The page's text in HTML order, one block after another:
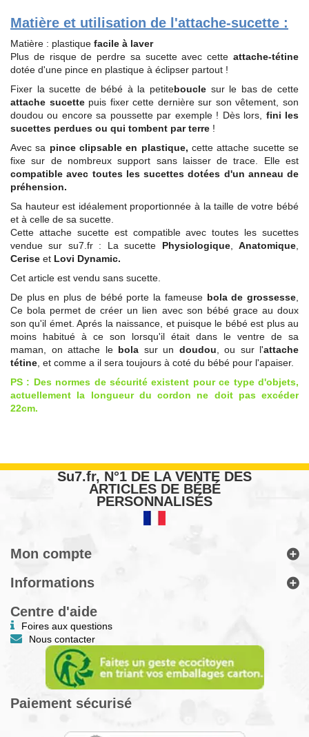
Matière et utilisation de l'attache-sucette :
Matière : plastique facile à laver
Plus de risque de perdre sa sucette avec cette attache-tétine
dotée d'une pince en plastique à éclipser partout !
Fixer la sucette de bébé à la petiteboucle sur le bas de cette
attache sucettepuis fixer cette dernière sur son vêtement, son
doudou ou encore sa poussette par exemple ! Dès lors,
fini les
sucettes perdues ou qui tombent par terre !
Avec sa pince clipsable en plastique, cette attache sucette se
fixe sur de nombreux support sans laisser de trace. Elle est
compatible avec toutes les sucettes dotées d'un anneau de
préhension.
Sa hauteur est idéalement proportionnée à la taille de votre bébé
et à celle de sa sucette.
Cette attache sucette est compatible avec toutes les sucettes
vendue sur su7.fr : La sucette Physiologique,Anatomique
Cerise et Lovi Dynamic.
Cet article est vendu sans sucette.
De plus en plus de bébé porte la fameuse bola de grossesse
Ce bola permet de créer un lien avec son bébé grace au doux
son qu'il émet. Aprés la naissance, et puisque le bébé est plus au
moins habitué à ce son lorsqu'il était dans le ventre de sa
maman, on attache le bola sur un doudou , ou sur l'attache
tétine , et comme a il sera toujours à coté du bébé pour l'apaiser.
PS : Des normes de sécurité existent pour ce type d'objets,
actuellement la longueur du cordon ne doit pas excéder
22cm.
Su7.fr, N°1 DE LA VENTE DES
ARTICLES DE BÉBÉ
PERSONNALISÉS
Mon compte
Informations
Centre d'aide
Foires aux questions
Nous contacter
Paiement sécurisé